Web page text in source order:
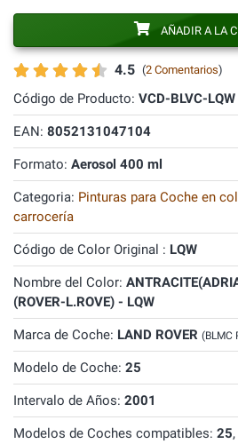
4.5 (2 Comentarios)
Código de Producto: VCD-BLVC-LQW
EAN: 8052131047104
Formato: Aerosol 400 ml
Categoria: Pinturas para Coche en
carrocería
Código de Color Original : LQW
Nombre del Color:
(ROVER-L.ROVE) - LQW
Marca de Coche: LAND ROVER (BLMC
Modelo de Coche: 25
Intervalo de Años: 2001
Modelos de Coches compatibles: 25,
AÑADIR A LA